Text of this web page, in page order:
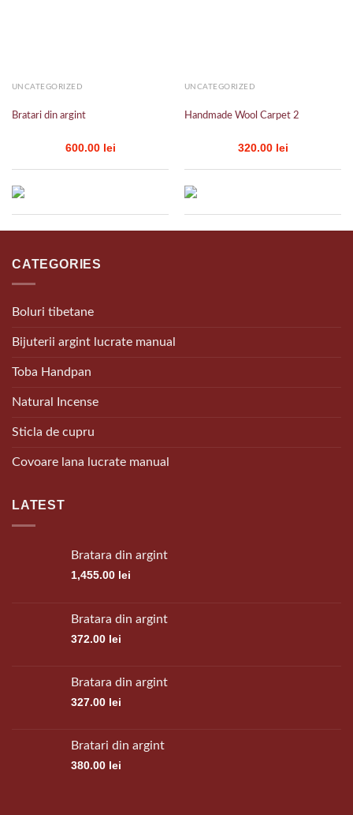
UNCATEGORIZED
Bratari din argint
600.00 lei
UNCATEGORIZED
Handmade Wool Carpet 2
320.00 lei
CATEGORIES
Boluri tibetane
Bijuterii argint lucrate manual
Toba Handpan
Natural Incense
Sticla de cupru
Covoare lana lucrate manual
LATEST
Bratara din argint
1,455.00 lei
Bratara din argint
372.00 lei
Bratara din argint
327.00 lei
Bratari din argint
380.00 lei